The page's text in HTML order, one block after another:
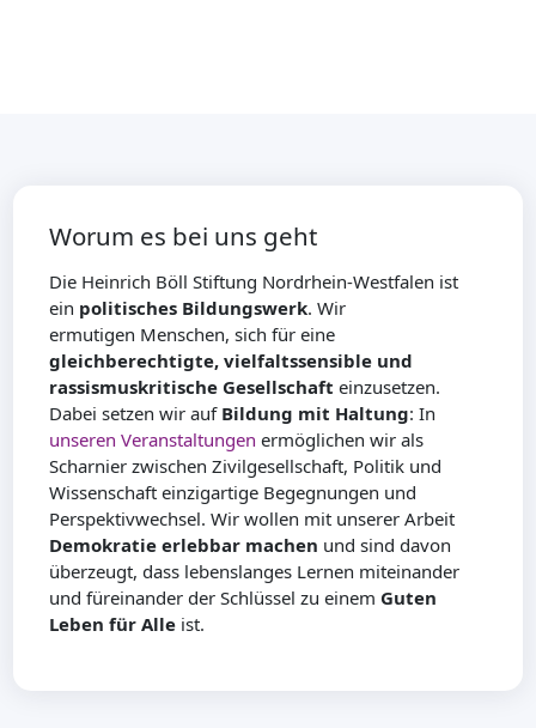
Worum es bei uns geht
Die Heinrich Böll Stiftung Nordrhein-Westfalen ist
ein politisches Bildungswerk. Wir
ermutigen Menschen, sich für eine
gleichberechtigte, vielfaltssensible und
rassismuskritische Gesellschaft einzusetzen.
Dabei setzen wir auf Bildung mit Haltung: In
unseren Veranstaltungen ermöglichen wir als
Scharnier zwischen Zivilgesellschaft, Politik und
Wissenschaft einzigartige Begegnungen und
Perspektivwechsel. Wir wollen mit unserer Arbeit
Demokratie erlebbar machen und sind davon
überzeugt, dass lebenslanges Lernen miteinander
und füreinander der Schlüssel zu einem Guten
Leben für Alle ist.